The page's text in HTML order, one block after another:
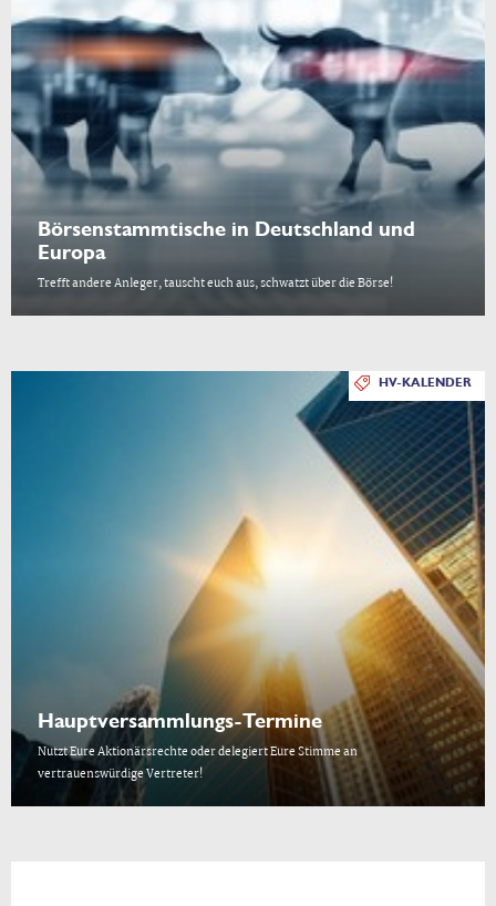
Börsenstammtische in Deutschland und
Europa
Trefft andere Anleger, tauscht euch aus, schwatzt über die Börse!
HV-KALENDER
Hauptversammlungs-Termine
Nutzt Eure Aktionärsrechte oder delegiert Eure Stimme an
vertrauenswürdige Vertreter!